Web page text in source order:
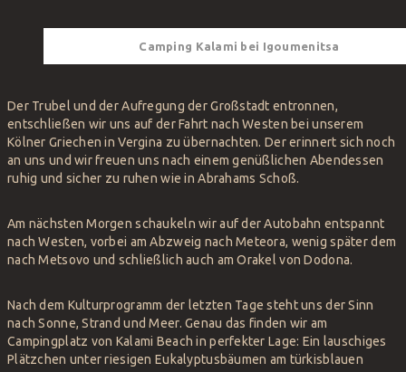
Camping Kalami bei Igoumenitsa
Der Trubel und der Aufregung der Großstadt entronnen,
entschließen wir uns auf der Fahrt nach Westen bei unserem
Kölner Griechen in Vergina zu übernachten. Der erinnert sich noch
an uns und wir freuen uns nach einem genüßlichen Abendessen
ruhig und sicher zu ruhen wie in Abrahams Schoß.
Am nächsten Morgen schaukeln wir auf der Autobahn entspannt
nach Westen, vorbei am Abzweig nach Meteora, wenig später dem
nach Metsovo und schließlich auch am Orakel von Dodona.
Nach dem Kulturprogramm der letzten Tage steht uns der Sinn
nach Sonne, Strand und Meer. Genau das finden wir am
Campingplatz von Kalami Beach in perfekter Lage: Ein lauschiges
Plätzchen unter riesigen Eukalyptusbäumen am türkisblauen